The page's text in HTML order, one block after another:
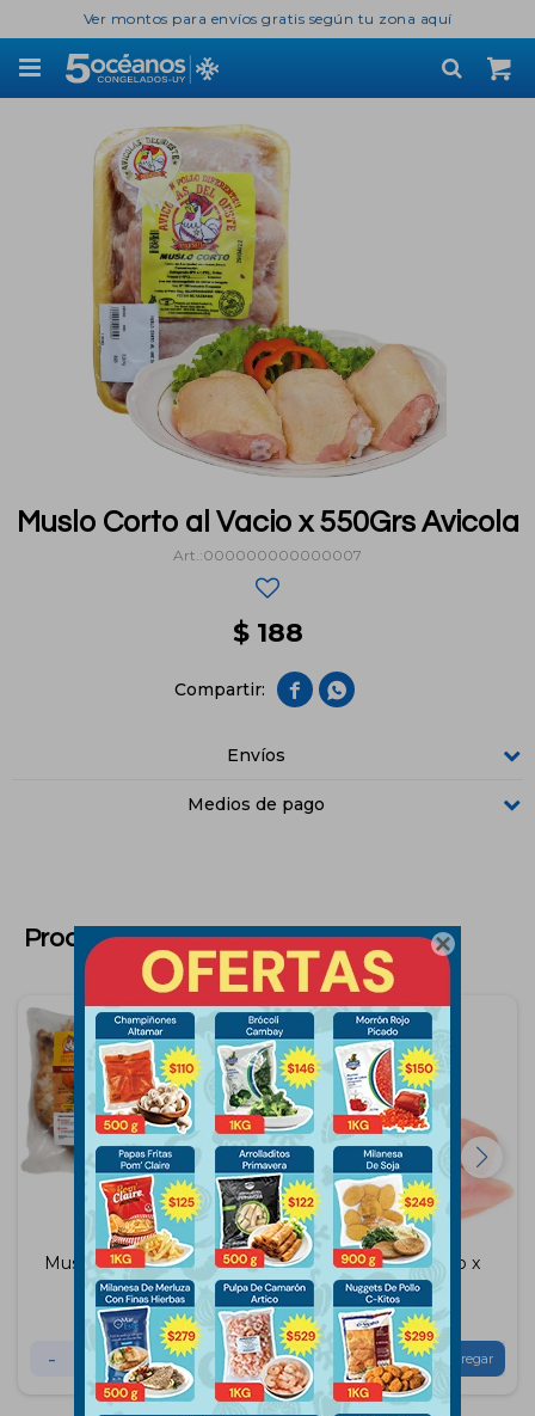

Ver montos para envíos gratis según tu zona aquí

Muslo Corto al Vacio x 550Grs Avicola
000000000000007
$ 188
 
Envíos
Medios de pago
Productos que te pueden interesar
Muslo de Pollo Cocido
x500grs
$ 175
- +
Suprema de Pollo x
650gr
$ 360
- +